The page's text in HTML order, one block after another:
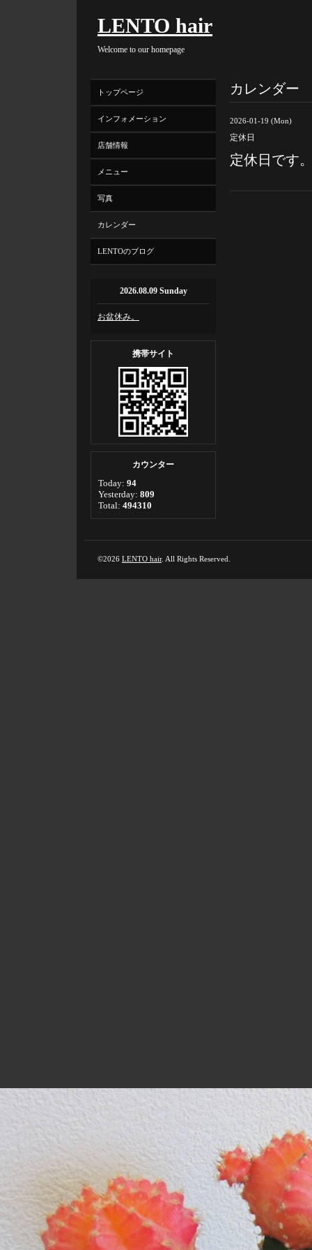
LENTO hair
Welcome to our homepage
カレンダー
2026-01-19 (Mon)
定休日
定休日です
トップページ
インフォメーション
店舗情報
メニュー
写真
カレンダー
LENTOのブログ
2026.08.09 Sunday
お盆休み。
携帯サイト
カウンター
Today: 94
Yesterday: 809
Total: 494310
©2026 LENTO hair. All Rights Reserved.